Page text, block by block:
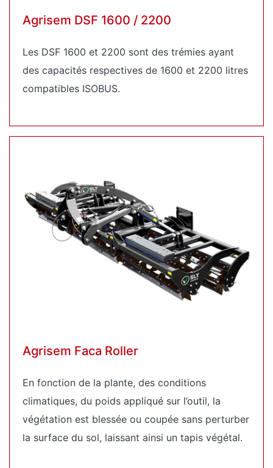
Agrisem DSF 1600 / 2200
Les DSF 1600 et 2200 sont des trémies ayant
des capacités respectives de 1600 et 2200 litres
compatibles ISOBUS.
Agrisem Faca Roller
En fonction de la plante, des conditions
climatiques, du poids appliqué sur l’outil, la
végétation est blessée ou coupée sans perturber
la surface du sol, laissant ainsi un tapis végétal.